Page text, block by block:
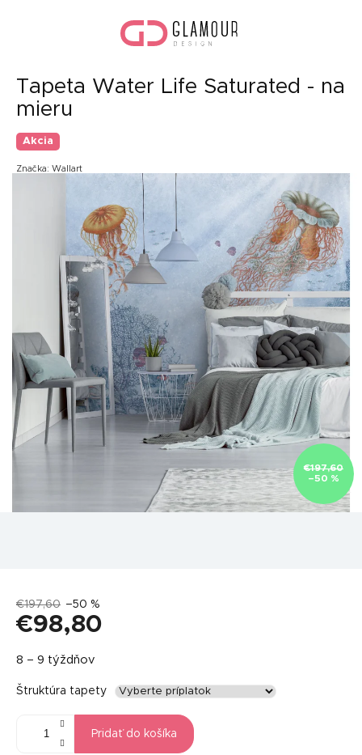
Tapeta Water Life Saturated - na
mieru
Akcia
Značka: Wallart
€197,60
–50 %
€197,60 –50 %
€98,80
cena:
8 – 9 týždňov
Štruktúra tapety
Pridať do košíka